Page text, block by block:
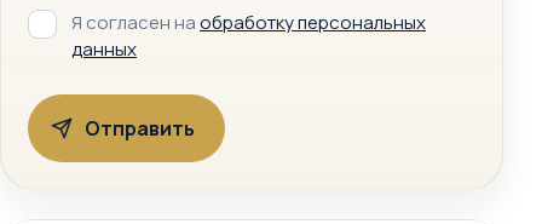
Я согласен наобработку персональных
данных